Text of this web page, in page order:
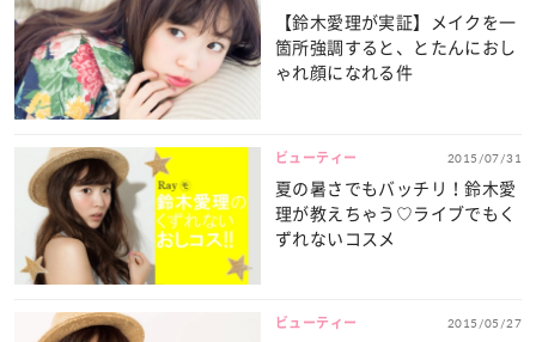
【鈴木愛理が実証】メイクを一
箇所強調すると、とたんにおし
ゃれ顔になれる件
ビューティー 2015/07/31
夏の暑さでもバッチリ！鈴木愛
理が教えちゃう♡ライブでもく
ずれないコスメ
ビューティー 2015/05/27